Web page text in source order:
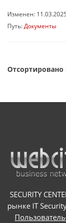
Изменен: 11.03.2025
Путь: Документы
Отсортировано
SECURITY
рынке IT